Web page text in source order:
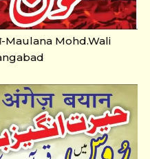
Maulana Mohd.Wali